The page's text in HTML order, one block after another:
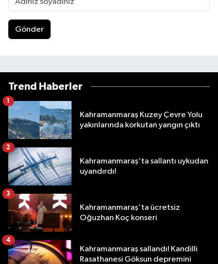
Gönder
Trend Haberler
Kahramanmaraş Kuzey Çevre Yolu
yakınlarında korkutan yangın çıktı
1
Kahramanmaraş'ta sallantı uykudan
uyandırdı!
2
Kahramanmaraş'ta ücretsiz
Oğuzhan Koç konseri
3
Kahramanmaraş sallandı! Kandilli
Rasathanesi Göksun depremini
4